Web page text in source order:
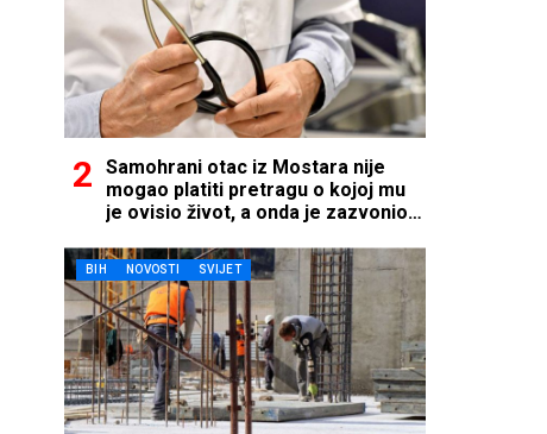
Samohrani otac iz Mostara nije
mogao platiti pretragu o kojoj mu
je ovisio život, a onda je zazvonio
BIH NOVOSTI SVIJET